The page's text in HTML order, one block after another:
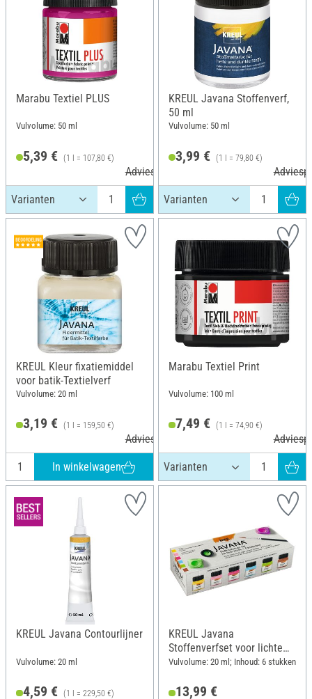
Marabu Textiel PLUS
Vulvolume: 50 ml
5,39 € (1 l = 107,80 €)
Adviesprijs 5,99 €
KREUL Javana Stoffenverf,
50 ml
Vulvolume: 50 ml
3,99 € (1 l = 79,80 €)
KREUL Kleur fixatiemiddel
voor batik-Textielverf
Vulvolume: 20 ml
3,19 € (1 l = 159,50 €)
Adviesprijs 3,99 €
In winkelwagen
Marabu Textiel Print
Vulvolume: 100 ml
7,49 € (1 l = 74,90 €)
KREUL Javana Contourlijner
Vulvolume: 20 ml
4,59 € (1 l = 229,50 €)
KREUL Javana
Stoffenverfset voor lichte
stoffen "Trend kleuren"
Vulvolume: 20 ml; Inhoud: 6 stukken
13,99 €